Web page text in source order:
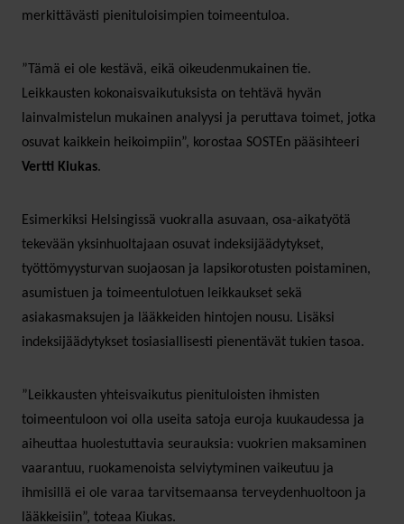
merkittävästi pienituloisimpien toimeentuloa.
”Tämä ei ole kestävä, eikä oikeudenmukainen tie.
Leikkausten kokonaisvaikutuksista on tehtävä hyvän
lainvalmistelun mukainen analyysi ja peruttava toimet, jotka
osuvat kaikkein heikoimpiin”, korostaa SOSTEn pääsihteeri
Vertti Kiukas.
Esimerkiksi Helsingissä vuokralla asuvaan, osa-aikatyötä
tekevään yksinhuoltajaan osuvat indeksijäädytykset,
työttömyysturvan suojaosan ja lapsikorotusten poistaminen,
asumistuen ja toimeentulotuen leikkaukset sekä
asiakasmaksujen ja lääkkeiden hintojen nousu. Lisäksi
indeksijäädytykset tosiasiallisesti pienentävät tukien tasoa.
”Leikkausten yhteisvaikutus pienituloisten ihmisten
toimeentuloon voi olla useita satoja euroja kuukaudessa ja
aiheuttaa huolestuttavia seurauksia: vuokrien maksaminen
vaarantuu, ruokamenoista selviytyminen vaikeutuu ja
ihmisillä ei ole varaa tarvitsemaansa terveydenhuoltoon ja
lääkkeisiin”, toteaa Kiukas.